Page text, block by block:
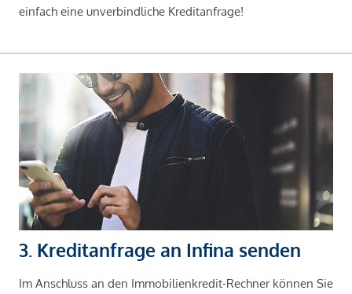
einfach eine unverbindliche Kreditanfrage!
3. Kreditanfrage an Infina senden
Im Anschluss an den Immobilienkredit-Rechner können Sie